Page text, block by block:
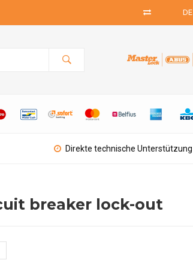
DE
Direkte technische Unterstützung
breaker lock-out